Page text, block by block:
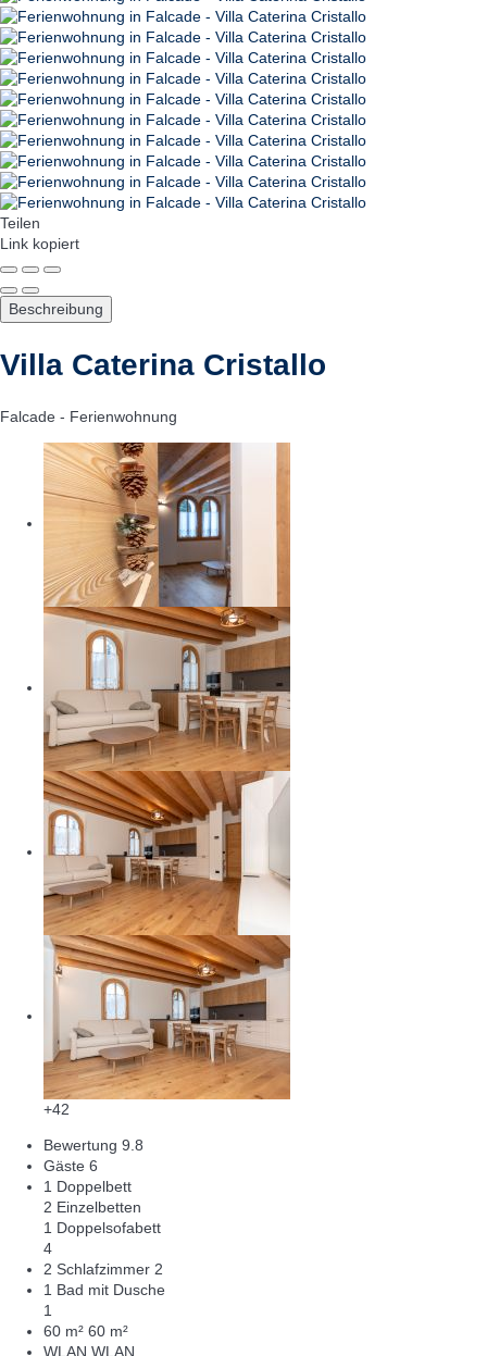
Teilen
Link kopiert
Beschreibung
Villa Caterina Cristallo
Falcade - Ferienwohnung
+42
Bewertung 9.8
Gäste 6
1 Doppelbett
2 Einzelbetten
1 Doppelsofabett
4
2 Schlafzimmer 2
1 Bad mit Dusche
1
60 m² 60 m²
WLAN WLAN